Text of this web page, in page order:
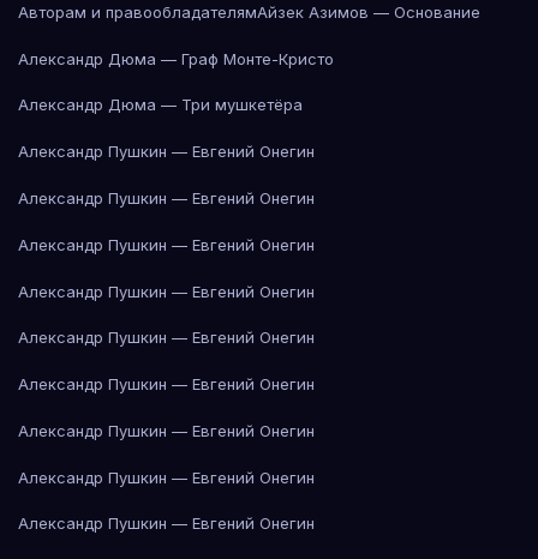
Авторам и правообладателямАйзек Азимов — Основание
Александр Дюма — Граф Монте-Кристо
Александр Дюма — Три мушкетёра
Александр Пушкин — Евгений Онегин
Александр Пушкин — Евгений Онегин
Александр Пушкин — Евгений Онегин
Александр Пушкин — Евгений Онегин
Александр Пушкин — Евгений Онегин
Александр Пушкин — Евгений Онегин
Александр Пушкин — Евгений Онегин
Александр Пушкин — Евгений Онегин
Александр Пушкин — Евгений Онегин